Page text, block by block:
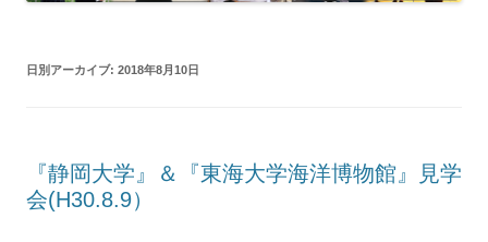
プ
日別アーカイブ: 2018年8月10日
『静岡大学』＆『東海大学海洋博物館』見学
会(H30.8.9）